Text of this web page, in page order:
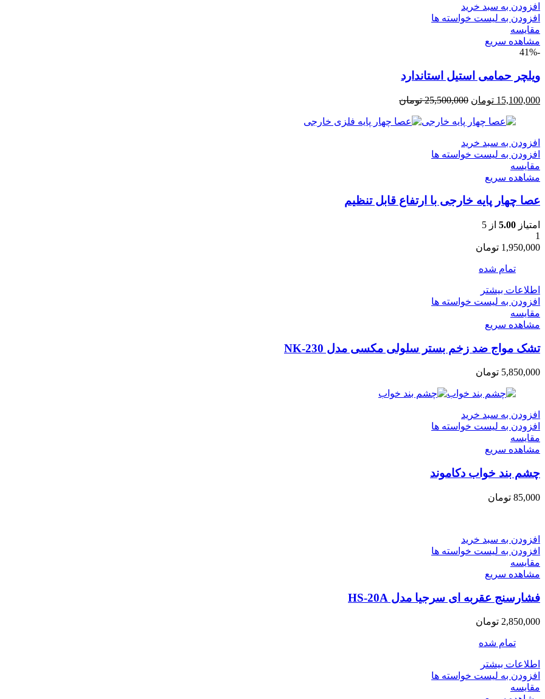
افزودن به سبد خرید
افزودن به لیست خواسته ها
مقایسه
مشاهده سریع
-41%
ویلچر حمامی استیل استاندارد
15,100,000 تومان 25,500,000 تومان
افزودن به سبد خرید
افزودن به لیست خواسته ها
مقایسه
مشاهده سریع
عصا چهار پایه خارجی با ارتفاع قابل تنظیم
امتیاز 5.00 از 5
1
1,950,000 تومان
تمام شده
اطلاعات بیشتر
افزودن به لیست خواسته ها
مقایسه
مشاهده سریع
تشک مواج ضد زخم بستر سلولی مکسی مدل NK-230
5,850,000 تومان
افزودن به سبد خرید
افزودن به لیست خواسته ها
مقایسه
مشاهده سریع
چشم بند خواب دکاموند
85,000 تومان
افزودن به سبد خرید
افزودن به لیست خواسته ها
مقایسه
مشاهده سریع
فشارسنج عقربه ای سرجیا مدل HS-20A
2,850,000 تومان
تمام شده
اطلاعات بیشتر
افزودن به لیست خواسته ها
مقایسه